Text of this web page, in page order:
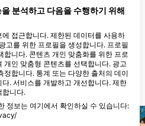
PANAGIOTIDIS
10 Agiou Georgiou St, 70014
Hersonissos, Heraklion Prefect, 그
리스
분석하고 다음을 수행하기 위해
접근합니다. 제한된 데이터를 사용하
고를 위한 프로필을 생성합니다. 프로필
합니다. 콘텐츠 개인 맞춤화를 위한 프로
개인 맞춤형 콘텐츠를 선택합니다. 광고
합니다. 통계 또는 다양한 출처의 데이
. 서비스를 개발하고 개선합니다. 제한
합니다.
정보는 여기에서 확인하실 수 있습니다: